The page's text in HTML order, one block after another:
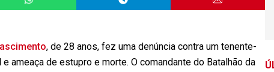
, de 28 anos, fez uma denúncia contra um tenente-
ameaça de estupro e morte. O comandante do Batalhão da